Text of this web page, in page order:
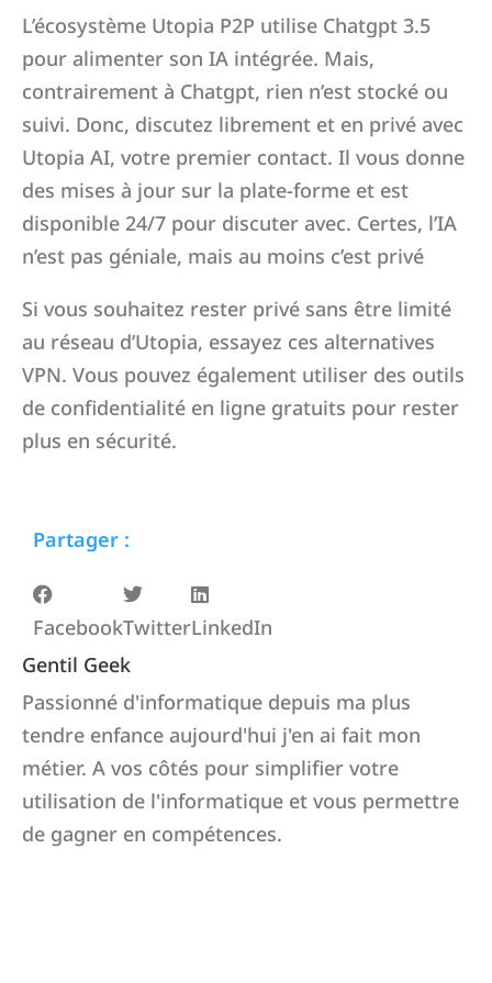
L’écosystème Utopia P2P utilise Chatgpt 3.5
pour alimenter son IA intégrée. Mais,
contrairement à Chatgpt, rien n’est stocké ou
suivi. Donc, discutez librement et en privé avec
Utopia AI, votre premier contact. Il vous donne
des mises à jour sur la plate-forme et est
disponible 24/7 pour discuter avec. Certes, l’IA
n’est pas géniale, mais au moins c’est privé
Si vous souhaitez rester privé sans être limité
au réseau d’Utopia, essayez ces alternatives
VPN. Vous pouvez également utiliser des outils
de confidentialité en ligne gratuits pour rester
plus en sécurité.
Partager :
FacebookTwitterLinkedIn
Gentil Geek
Passionné d'informatique depuis ma plus
tendre enfance aujourd'hui j'en ai fait mon
métier. A vos côtés pour simplifier votre
utilisation de l'informatique et vous permettre
de gagner en compétences.